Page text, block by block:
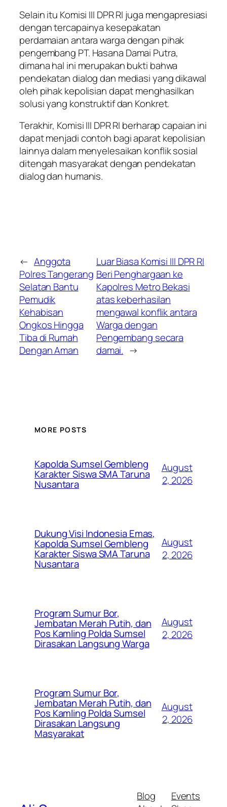
Selain itu Komisi III DPR RI juga mengapresiasi
dengan tercapainya kesepakatan
perdamaian antara warga dengan pihak
pengembang PT. Hasana Damai Putra,
dimana hal ini merupakan bukti bahwa
pendekatan dialog dan mediasi yang dikawal
oleh pihak kepolisian dapat menghasilkan
solusi yang konstruktif dan Konkret.
Terakhir, Komisi III DPR RI berharap capaian ini
dapat menjadi contoh bagi aparat kepolisian
lainnya dalam menyelesaikan konflik sosial
ditengah masyarakat dengan pendekatan
dialog dan humanis.
← Anggota
Polres Tangerang
Selatan Bantu
Pemudik
Kehabisan
Ongkos Hingga
Tiba di Rumah
Dengan Aman
Luar Biasa Komisi III DPR RI
Beri Penghargaan ke
Kapolres Metro Bekasi
atas keberhasilan
mengawal konflik antara
Warga dengan
Pengembang secara
damai. →
MORE POSTS
Kapolda Sumsel Gembleng
Karakter Siswa SMA Taruna
Nusantara
August
2, 2026
Dukung Visi Indonesia Emas,
Kapolda Sumsel Gembleng
Karakter Siswa SMA Taruna
Nusantara
August
2, 2026
Program Sumur Bor,
Jembatan Merah Putih, dan
Pos Kamling Polda Sumsel
Dirasakan Langsung Warga
August
2, 2026
Program Sumur Bor,
Jembatan Merah Putih, dan
Pos Kamling Polda Sumsel
Dirasakan Langsung
Masyarakat
August
2, 2026
Blog
Events